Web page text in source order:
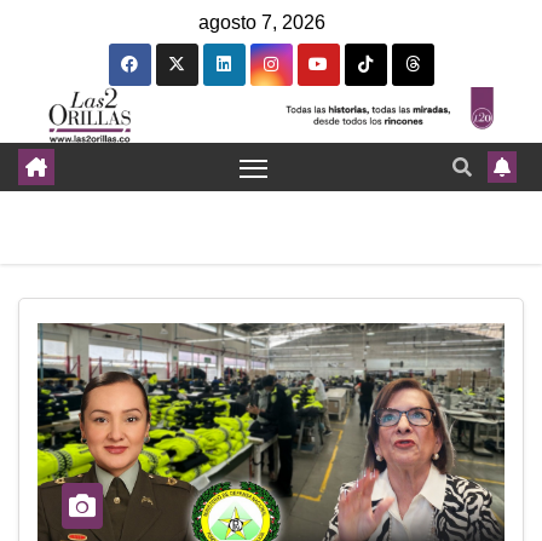
agosto 7, 2026